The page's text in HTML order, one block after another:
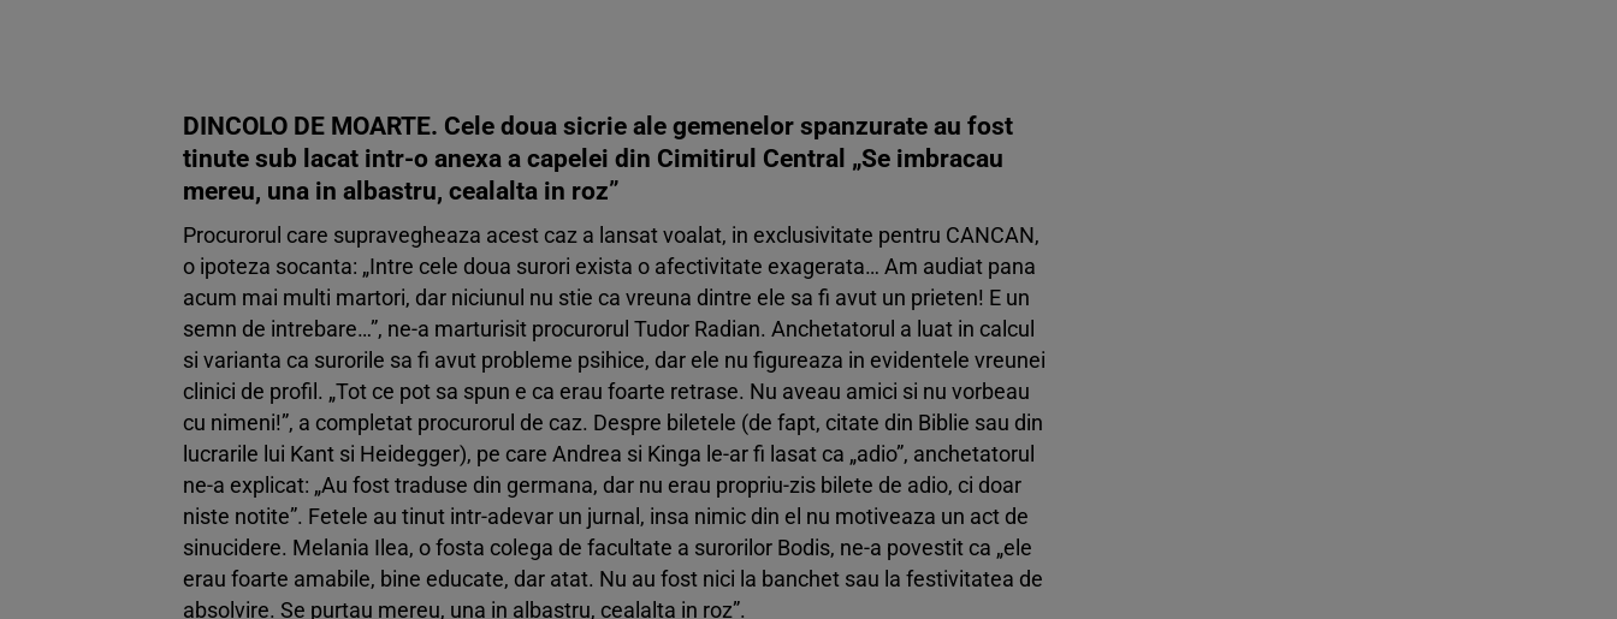
DINCOLO DE MOARTE. Cele doua sicrie ale gemenelor spanzurate au fost
tinute sub lacat intr-o anexa a capelei din Cimitirul Central „Se imbracau
mereu, una in albastru, cealalta in roz”
Procurorul care supravegheaza acest caz a lansat voalat, in exclusivitate pentru CANCAN,
o ipoteza socanta: „Intre cele doua surori exista o afectivitate exagerata… Am audiat pana
acum mai multi martori, dar niciunul nu stie ca vreuna dintre ele sa fi avut un prieten! E un
semn de intrebare…”, ne-a marturisit procurorul Tudor Radian. Anchetatorul a luat in calcul
si varianta ca surorile sa fi avut probleme psihice, dar ele nu figureaza in evidentele vreunei
clinici de profil. „Tot ce pot sa spun e ca erau foarte retrase. Nu aveau amici si nu vorbeau
cu nimeni!”, a completat procurorul de caz. Despre biletele (de fapt, citate din Biblie sau din
lucrarile lui Kant si Heidegger), pe care Andrea si Kinga le-ar fi lasat ca „adio”, anchetatorul
ne-a explicat: „Au fost traduse din germana, dar nu erau propriu-zis bilete de adio, ci doar
niste notite”. Fetele au tinut intr-adevar un jurnal, insa nimic din el nu motiveaza un act de
sinucidere. Melania Ilea, o fosta colega de facultate a surorilor Bodis, ne-a povestit ca „ele
erau foarte amabile, bine educate, dar atat. Nu au fost nici la banchet sau la festivitatea de
absolvire. Se purtau mereu, una in albastru, cealalta in roz”.